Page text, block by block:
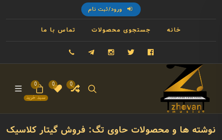
ورود/ثبت نام
خانه جستجوی محصولات تماس با ما
فیسبوک توییتر اینستاگرام تلگرام
0
0
سبد خرید
0
نوشته ها و محصولات حاوی تگ: فروش گیتار کلاسیک